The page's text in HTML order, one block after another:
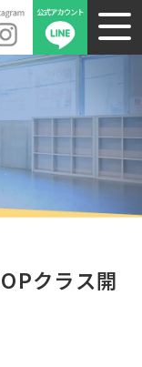
クラス開